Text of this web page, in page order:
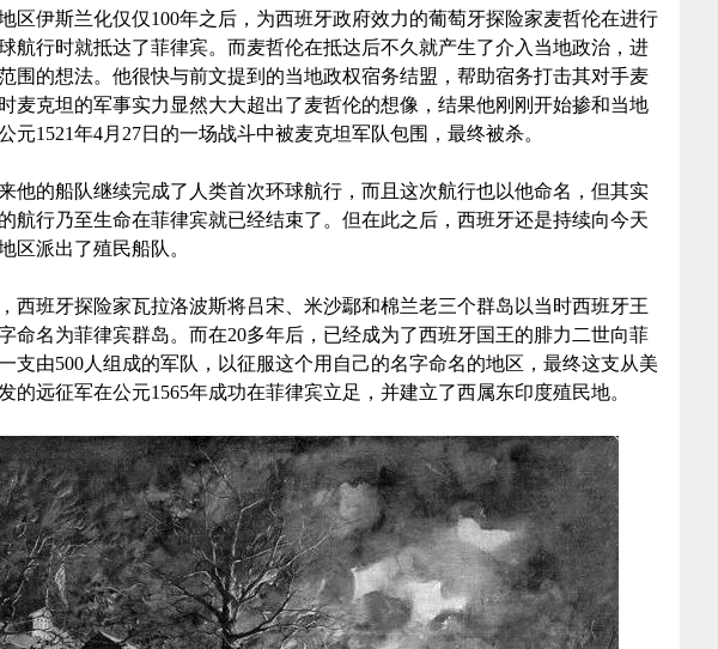
区伊斯兰化仅仅100年之后，为西班牙政府效力的葡萄牙探险家麦哲伦在进行
航行时就抵达了菲律宾。而麦哲伦在抵达后不久就产生了介入当地政治，进
围的想法。他很快与前文提到的当地政权宿务结盟，帮助宿务打击其对手麦
麦克坦的军事实力显然大大超出了麦哲伦的想像，结果他刚刚开始掺和当地
元1521年4月27日的一场战斗中被麦克坦军队包围，最终被杀。
他的船队继续完成了人类首次环球航行，而且这次航行也以他命名，但其实
航行乃至生命在菲律宾就已经结束了。但在此之后，西班牙还是持续向今天
区派出了殖民船队。
西班牙探险家瓦拉洛波斯将吕宋、米沙鄢和棉兰老三个群岛以当时西班牙王
命名为菲律宾群岛。而在20多年后，已经成为了西班牙国王的腓力二世向菲
支由500人组成的军队，以征服这个用自己的名字命名的地区，最终这支从美
的远征军在公元1565年成功在菲律宾立足，并建立了西属东印度殖民地。